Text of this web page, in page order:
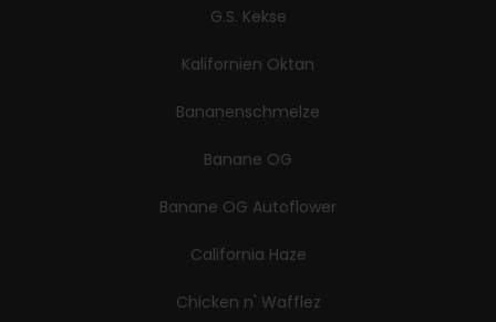
G.S. Kekse
Kalifornien Oktan
Bananenschmelze
Banane OG
Banane OG Autoflower
California Haze
Chicken n' Wafflez